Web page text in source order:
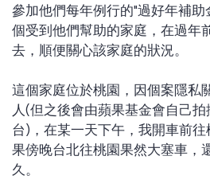
參加他們每年例行的"過好年補
個受到他們幫助的家庭，在過年
去，順便關心該家庭的狀況。
這個家庭位於桃園，因個案隱私
人(但之後會由蘋果基金會自己
台)，在某一天下午，我開車前
果傍晚台北往桃園果然大塞車，
久。